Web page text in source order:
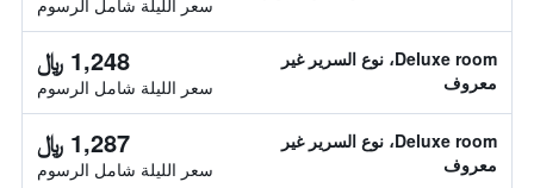
سعر الليلة شامل الرسوم
Deluxe room، نوع السرير غير
معروف
1,248 ﷼
سعر الليلة شامل الرسوم
Deluxe room، نوع السرير غير
معروف
1,287 ﷼
سعر الليلة شامل الرسوم